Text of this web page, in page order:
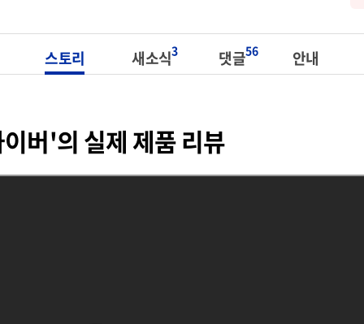
스토리 새소식3 댓글56 안내
버'의 실제 제품 리뷰